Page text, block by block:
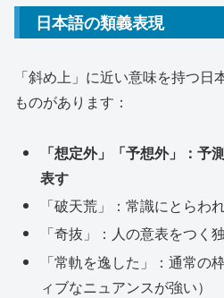
日本語の類義表現
「斜め上」に近い意味を持つ
ものがあります：
「想定外」「予想外」：予
表す
「破天荒」：常識にとらわ
「奇抜」：人の意表をつく
「常軌を逸した」：通常の
ィブなニュアンスが強い）